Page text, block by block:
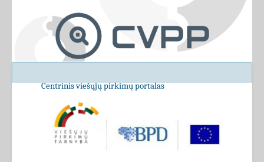
Centrinis viešųjų pirkimų portalas